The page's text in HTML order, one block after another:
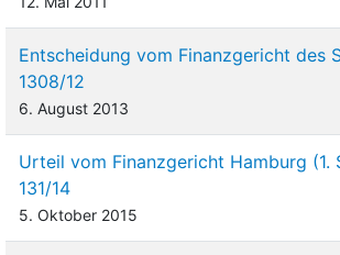
Entscheidung vom Finanzgericht des
1308/12
6. August 2013
Urteil vom Finanzgericht Hamburg (1.
131/14
5. Oktober 2015